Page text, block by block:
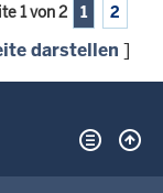
1 von 2 1 2
darstellen ]